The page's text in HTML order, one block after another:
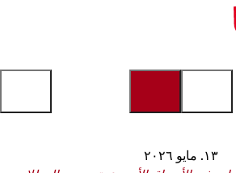
١٣. مايو ٢٠٢٦